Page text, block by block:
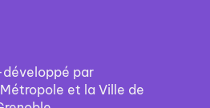
par
et la Ville de